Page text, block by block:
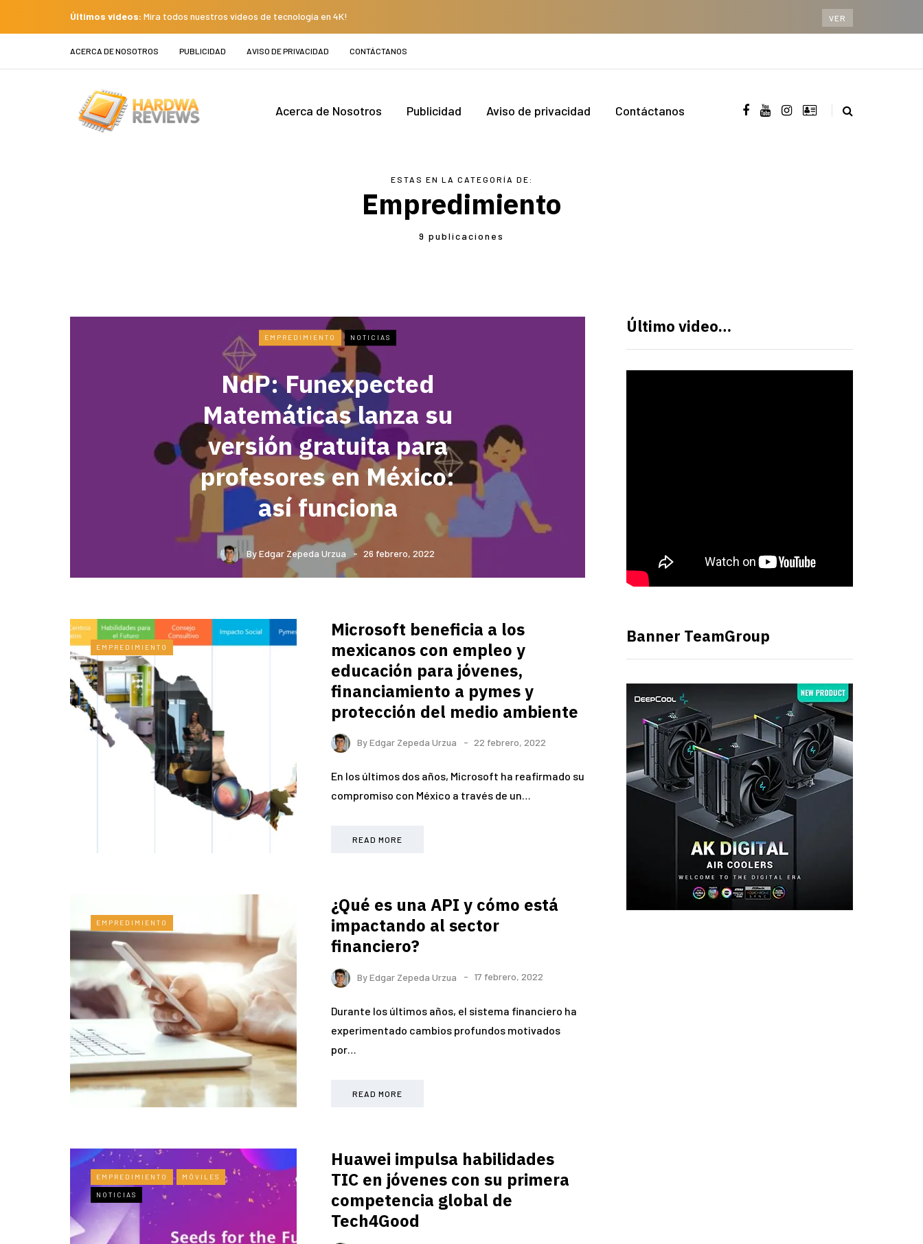
Últimos videos: Mira todos nuestros videos de tecnología en 4K! VER
ACERCA DE NOSOTROS PUBLICIDAD AVISO DE PRIVACIDAD CONTÁCTANOS
Acerca de Nosotros Publicidad Aviso de privacidad Contáctanos
ESTAS EN LA CATEGORÍA DE:
Empredimiento
9 publicaciones
EMPREDIMIENTO NOTICIAS
NdP: Funexpected
Matemáticas lanza su
versión gratuita para
profesores en México:
así funciona
ByEdgar Zepeda Urzua 26 febrero, 2022
EMPREDIMIENTO
Microsoft beneficia a los
mexicanos con empleo y
educación para jóvenes,
financiamiento a pymes y
protección del medio ambiente
ByEdgar Zepeda Urzua 22 febrero, 2022
En los últimos dos años, Microsoft ha reafirmado su
compromiso con México a través de un…
READ MORE
EMPREDIMIENTO
¿Qué es una API y cómo está
impactando al sector
financiero?
ByEdgar Zepeda Urzua 17 febrero, 2022
Durante los últimos años, el sistema financiero ha
experimentado cambios profundos motivados
por…
READ MORE
EMPREDIMIENTO MÓVILES
NOTICIAS
Huawei impulsa habilidades
TIC en jóvenes con su primera
competencia global de
Tech4Good
Último video…
Banner TeamGroup